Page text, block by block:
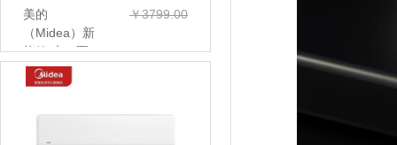
￥3799.00
美的
（Midea）新
能效 大一匹
KFR-
26GW/G2-1